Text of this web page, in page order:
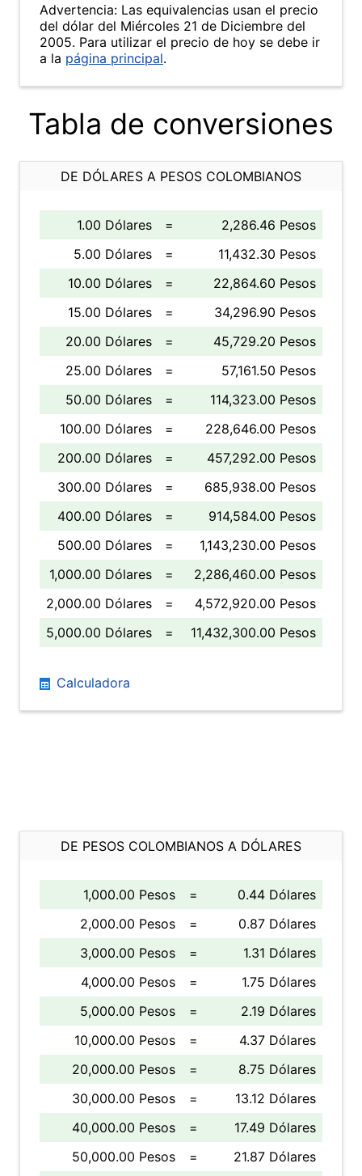
Advertencia: Las equivalencias usan el precio
del dólar del Miércoles 21 de Diciembre del
2005. Para utilizar el precio de hoy se debe ir
a la página principal.
Tabla de conversiones
DE DÓLARES A PESOS COLOMBIANOS
1.00 Dólares =
2,286.46 Pesos
5.00 Dólares
=
11,432.30 Pesos
10.00 Dólares
=
22,864.60 Pesos
15.00 Dólares
=
34,296.90 Pesos
20.00 Dólares
=
45,729.20 Pesos
25.00 Dólares
=
57,161.50 Pesos
50.00 Dólares
=
114,323.00 Pesos
100.00 Dólares
=
228,646.00 Pesos
200.00 Dólares
=
457,292.00 Pesos
300.00 Dólares
=
685,938.00 Pesos
400.00 Dólares
=
914,584.00 Pesos
500.00 Dólares
=
1,143,230.00 Pesos
1,000.00 Dólares
=
2,286,460.00 Pesos
2,000.00 Dólares
=
4,572,920.00 Pesos
5,000.00 Dólares
= 11,432,300.00 Pesos
Calculadora
DE PESOS COLOMBIANOS A DÓLARES
1,000.00 Pesos =
0.44 Dólares
2,000.00 Pesos
=
0.87 Dólares
3,000.00 Pesos
=
1.31 Dólares
4,000.00 Pesos
=
1.75 Dólares
5,000.00 Pesos
=
2.19 Dólares
10,000.00 Pesos
=
4.37 Dólares
20,000.00 Pesos
=
8.75 Dólares
30,000.00 Pesos
=
13.12 Dólares
40,000.00 Pesos
=
17.49 Dólares
50,000.00 Pesos
= 21.87 Dólares